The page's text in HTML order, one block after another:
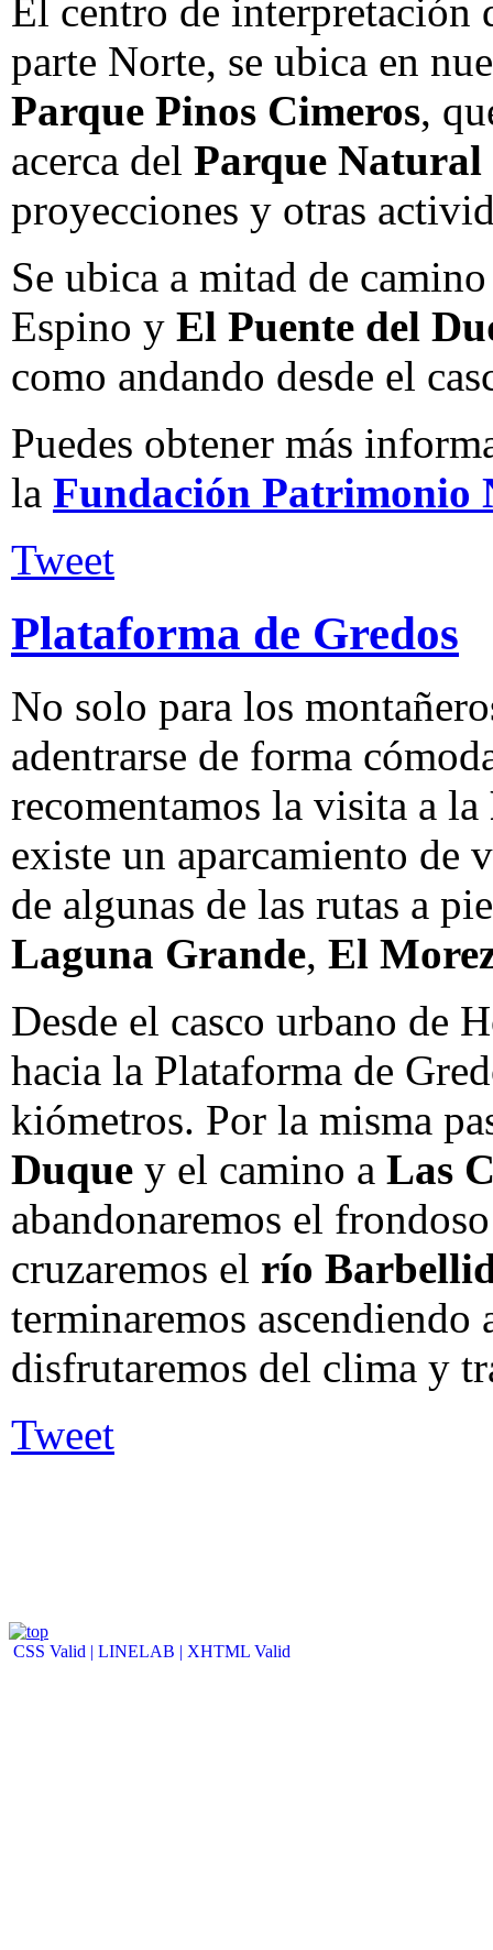
El centro de interpretación
parte Norte, se ubica en
Parque Pinos Cimeros,
acerca del Parque Natural
proyecciones y otras
Se ubica a mitad de
Espino y El Puente del
como andando desde el
Puedes obtener más
la Fundación Patrimonio
Tweet
Plataforma de Gredos
No solo para los
adentrarse de forma
recomentamos la visita a la
existe un aparcamiento de
de algunas de las rutas a
Laguna Grande, El
Desde el casco urbano de
hacia la Plataforma de
kiómetros. Por la misma
Duque y el camino a Las
abandonaremos el
cruzaremos el río
terminaremos
disfrutaremos del clima y
Tweet
CSS Valid | LINELAB | XHTML Valid